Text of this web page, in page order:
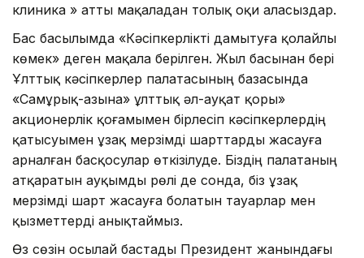
клиника » атты мақаладан толық оқи аласыздар.
Бас басылымда «Кәсіпкерлікті дамытуға қолайлы
көмек» деген мақала берілген. Жыл басынан бері
Ұлттық кәсіпкерлер палатасының базасында
«Самұрық-Қазына» ұлттық әл-ауқат қоры»
акционерлік қоғамымен бірлесіп кәсіпкерлердің
қатысуымен ұзақ мерзімді шарттарды жасауға
арналған басқосулар өткізілуде. Біздің палатаның
атқаратын ауқымды рөлі де сонда, біз ұзақ
мерзімді шарт жасауға болатын тауарлар мен
қызметтерді анықтаймыз.
Өз сөзін осылай бастады Пре­зидент жанындағы